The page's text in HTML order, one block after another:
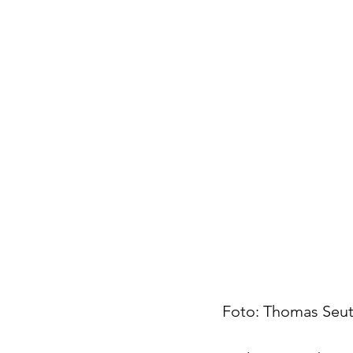
Foto: Thomas